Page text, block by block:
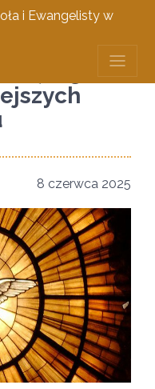
i Ewangelisty w
–
8 czerwca 2025